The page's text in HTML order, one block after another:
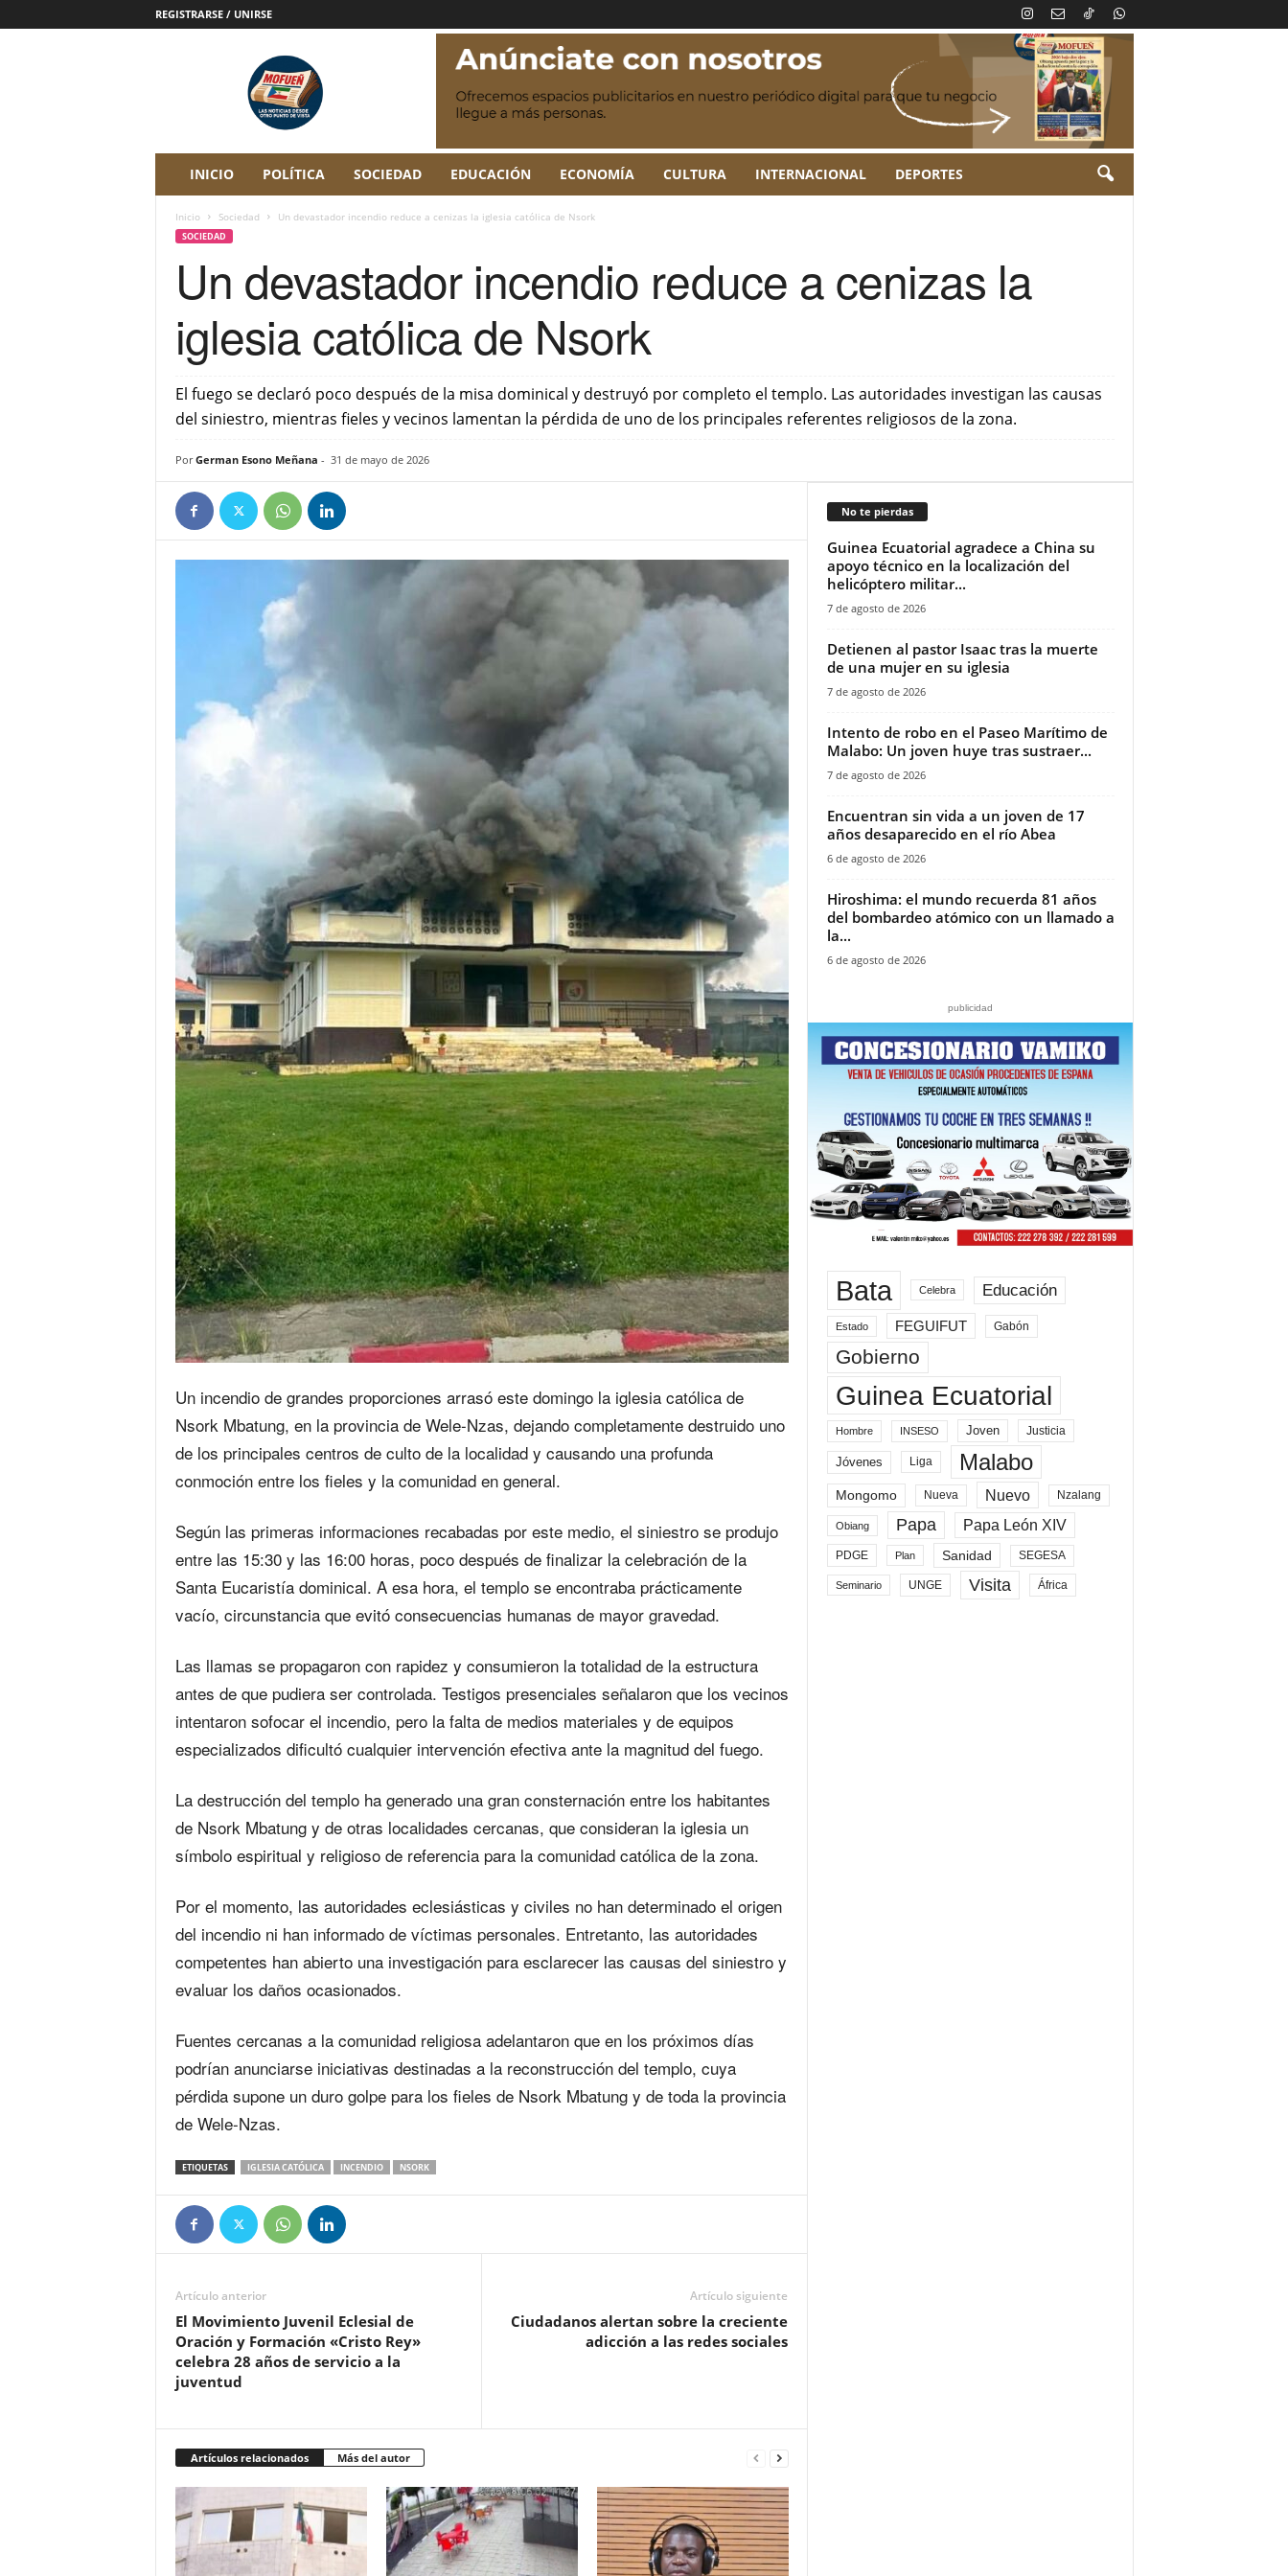
REGISTRARSE / UNIRSE
INICIO POLÍTICA SOCIEDAD EDUCACIÓN ECONOMÍA CULTURA INTERNACIONAL DEPORTES
Inicio Sociedad Un devastador incendio reduce a cenizas la iglesia católica de Nsork
SOCIEDAD
Un devastador incendio reduce a cenizas la
iglesia católica de Nsork
El fuego se declaró poco después de la misa dominical y destruyó por completo el templo. Las autoridades investigan las causas
del siniestro, mientras fieles y vecinos lamentan la pérdida de uno de los principales referentes religiosos de la zona.
Por German Esono Meñana - 31 de mayo de 2026
Un incendio de grandes proporciones arrasó este domingo la iglesia católica de
Nsork Mbatung, en la provincia de Wele-Nzas, dejando completamente destruido uno
de los principales centros de culto de la localidad y causando una profunda
conmoción entre los fieles y la comunidad en general.
Según las primeras informaciones recabadas por este medio, el siniestro se produjo
entre las 15:30 y las 16:00 horas, poco después de finalizar la celebración de la
Santa Eucaristía dominical. A esa hora, el templo se encontraba prácticamente
vacío, circunstancia que evitó consecuencias humanas de mayor gravedad.
Las llamas se propagaron con rapidez y consumieron la totalidad de la estructura
antes de que pudiera ser controlada. Testigos presenciales señalaron que los vecinos
intentaron sofocar el incendio, pero la falta de medios materiales y de equipos
especializados dificultó cualquier intervención efectiva ante la magnitud del fuego.
La destrucción del templo ha generado una gran consternación entre los habitantes
de Nsork Mbatung y de otras localidades cercanas, que consideran la iglesia un
símbolo espiritual y religioso de referencia para la comunidad católica de la zona.
Por el momento, las autoridades eclesiásticas y civiles no han determinado el origen
del incendio ni han informado de víctimas personales. Entretanto, las autoridades
competentes han abierto una investigación para esclarecer las causas del siniestro y
evaluar los daños ocasionados.
Fuentes cercanas a la comunidad religiosa adelantaron que en los próximos días
podrían anunciarse iniciativas destinadas a la reconstrucción del templo, cuya
pérdida supone un duro golpe para los fieles de Nsork Mbatung y de toda la provincia
de Wele-Nzas.
ETIQUETAS IGLESIA CATÓLICA INCENDIO NSORK
Artículo anterior
El Movimiento Juvenil Eclesial de
Oración y Formación «Cristo Rey»
celebra 28 años de servicio a la
juventud
Artículo siguiente
Ciudadanos alertan sobre la creciente
adicción a las redes sociales
Artículos relacionados Más del autor
No te pierdas
Guinea Ecuatorial agradece a China su
apoyo técnico en la localización del
helicóptero militar...
7 de agosto de 2026
‎Detienen al pastor Isaac tras la muerte
de una mujer en su iglesia‎
7 de agosto de 2026
Intento de robo en el Paseo Marítimo de
Malabo: Un joven huye tras sustraer...
7 de agosto de 2026
Encuentran sin vida a un joven de 17
años desaparecido en el río Abea
6 de agosto de 2026
Hiroshima: el mundo recuerda 81 años
del bombardeo atómico con un llamado a
la...
6 de agosto de 2026
publicidad
Bata Celebra Educación
Estado FEGUIFUT Gabón
Gobierno
Guinea Ecuatorial
Hombre INSESO Joven Justicia
Jóvenes Liga Malabo
Mongomo Nueva Nuevo Nzalang
Obiang Papa Papa León XIV
PDGE Plan Sanidad SEGESA
Seminario UNGE Visita África